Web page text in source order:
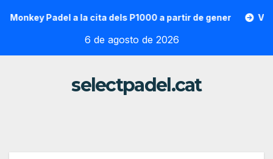
Padel a la cita dels P1000 a partir de gener Vallon
6 de agosto de 2026
selectpadel.cat